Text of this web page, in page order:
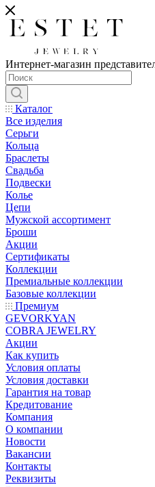
Интернет-магазин
Каталог
Все изделия
Серьги
Кольца
Браслеты
Свадьба
Подвески
Колье
Цепи
Мужской ассортимент
Броши
Акции
Сертификаты
Коллекции
Премиальные коллекции
Базовые коллекции
Премиум
GEVORKYAN
COBRA JEWELRY
Акции
Как купить
Условия оплаты
Условия доставки
Гарантия на товар
Кредитование
Компания
О компании
Новости
Вакансии
Контакты
Реквизиты